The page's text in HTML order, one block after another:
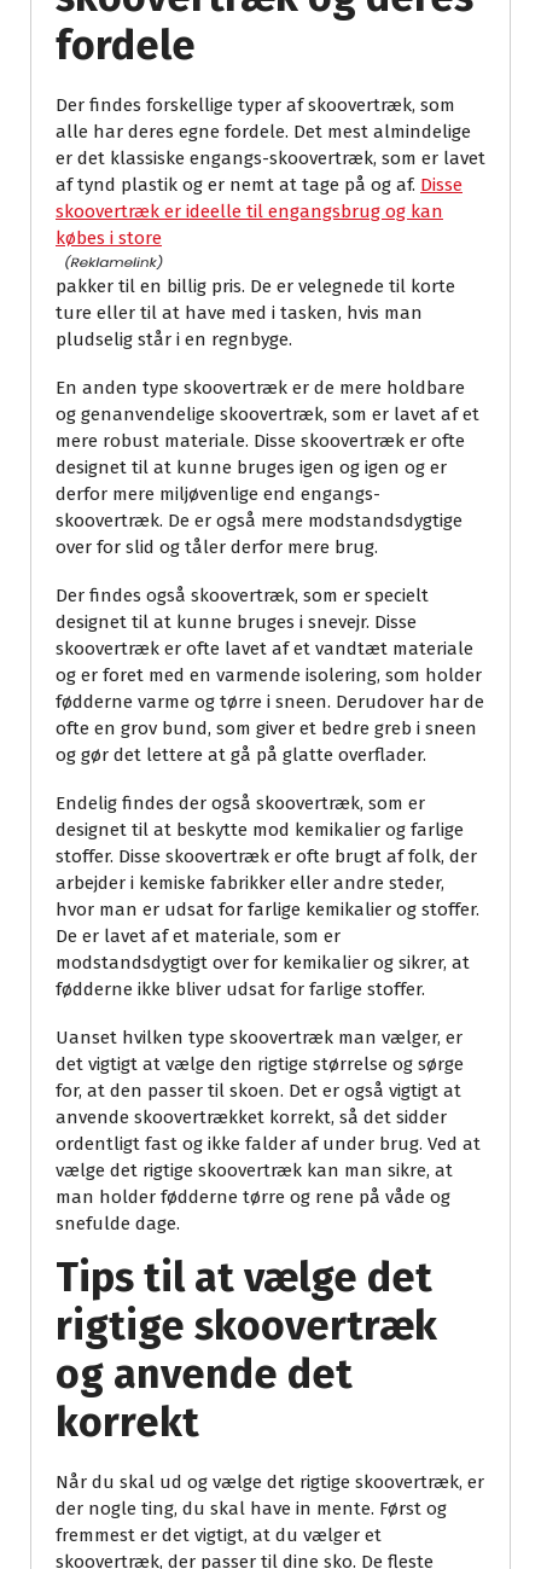
fordele
Der findes forskellige typer af skoovertræk, som
alle har deres egne fordele. Det mest almindelige
er det klassiske engangs-skoovertræk, som er lavet
af tynd plastik og er nemt at tage på og af. Disse
skoovertræk er ideelle til engangsbrug og kan
købes i store
pakker til en billig pris. De er velegnede til korte
ture eller til at have med i tasken, hvis man
pludselig står i en regnbyge.
En anden type skoovertræk er de mere holdbare
og genanvendelige skoovertræk, som er lavet af et
mere robust materiale. Disse skoovertræk er ofte
designet til at kunne bruges igen og igen og er
derfor mere miljøvenlige end engangs-
skoovertræk. De er også mere modstandsdygtige
over for slid og tåler derfor mere brug.
Der findes også skoovertræk, som er specielt
designet til at kunne bruges i snevejr. Disse
skoovertræk er ofte lavet af et vandtæt materiale
og er foret med en varmende isolering, som holder
fødderne varme og tørre i sneen. Derudover har de
ofte en grov bund, som giver et bedre greb i sneen
og gør det lettere at gå på glatte overflader.
Endelig findes der også skoovertræk, som er
designet til at beskytte mod kemikalier og farlige
stoffer. Disse skoovertræk er ofte brugt af folk, der
arbejder i kemiske fabrikker eller andre steder,
hvor man er udsat for farlige kemikalier og stoffer.
De er lavet af et materiale, som er
modstandsdygtigt over for kemikalier og sikrer, at
fødderne ikke bliver udsat for farlige stoffer.
Uanset hvilken type skoovertræk man vælger, er
det vigtigt at vælge den rigtige størrelse og sørge
for, at den passer til skoen. Det er også vigtigt at
anvende skoovertrækket korrekt, så det sidder
ordentligt fast og ikke falder af under brug. Ved at
vælge det rigtige skoovertræk kan man sikre, at
man holder fødderne tørre og rene på våde og
snefulde dage.
Tips til at vælge det
rigtige skoovertræk
og anvende det
korrekt
Når du skal ud og vælge det rigtige skoovertræk, er
der nogle ting, du skal have in mente. Først og
fremmest er det vigtigt, at du vælger et
skoovertræk, der passer til dine sko. De fleste